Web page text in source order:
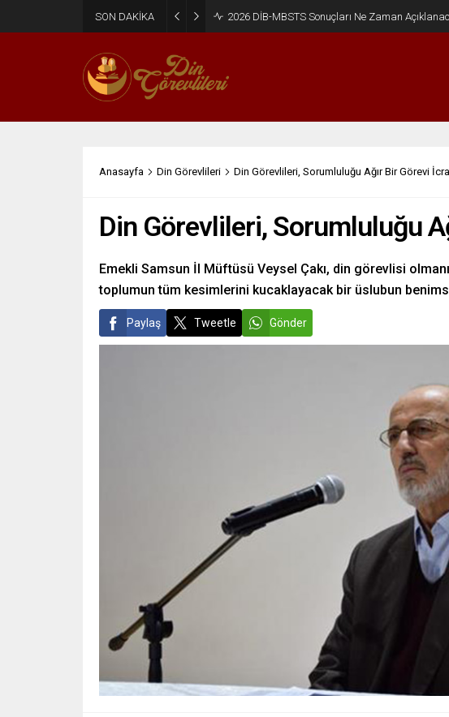
SON DAKİKA 2026 DİB-MBSTS Ne Zaman?
Anasayfa Din Görevlileri Din Görevlileri, Sorumluluğu Ağır Bir Görevi
Din Görevlileri, Sorumluluğu
Emekli Samsun İl Müftüsü Veysel Çakı, din görevlisi
toplumun tüm kesimlerini kucaklayacak bir üslubun
Paylaş Tweetle Gönder